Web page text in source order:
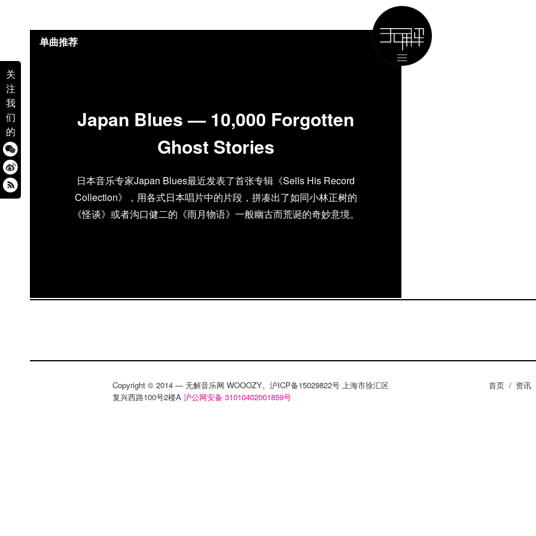
关
注
我
们
的
Japan Blues — 10,000 Forgotten
Ghost Stories
日本音乐专家Japan Blues最近发表了首张专辑《Sells His Record
Collection》，用各式日本唱片中的片段，拼凑出了如同小林正树的
《怪谈》或者沟口健二的《雨月物语》一般幽古而荒诞的奇妙意境。
单曲推荐
Copyright © 2014 — 无解音乐网 WOOOZY。沪ICP备15029822号 上海市徐汇区
复兴西路100号2楼A 沪公网安备 31010402001859号
首页 / 资讯